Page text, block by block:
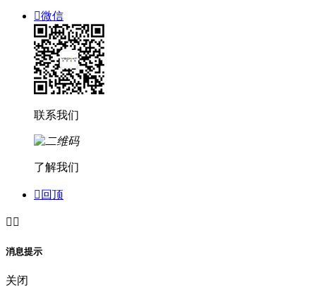
微信
联系我们
了解我们
 回顶
 
消息提示
关闭